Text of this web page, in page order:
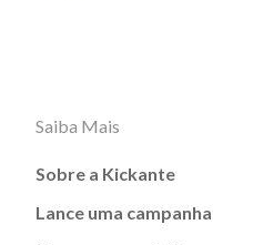
Saiba Mais
Sobre a Kickante
Lance uma campanha